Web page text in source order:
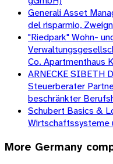
Generali Asset
del risparmio,
"Riedpark" Wohn-
Co. Apartmenthaus
ARNECKE SIBETH
Steuerberater
beschränkter
Schubert Basics &
Wirtschaftssysteme
More Germany